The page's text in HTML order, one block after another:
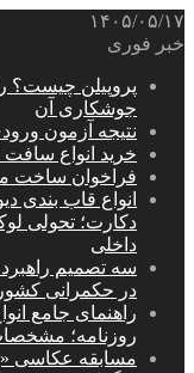
۱۴۰۵/۰۵/۱۷
خبر فوری
پروپیلن چیست؟
جوشکاری آن
نتیجه آزمون ورودی
خرید انواع سافت
فراخوان ساخت
انواع قاب بندی
دکارت؛ تحولی
داخلی
سه تصمیم
در حکمرانی کشور
راهنمای جامع
روزنامه؛
مسابقه عکاسی